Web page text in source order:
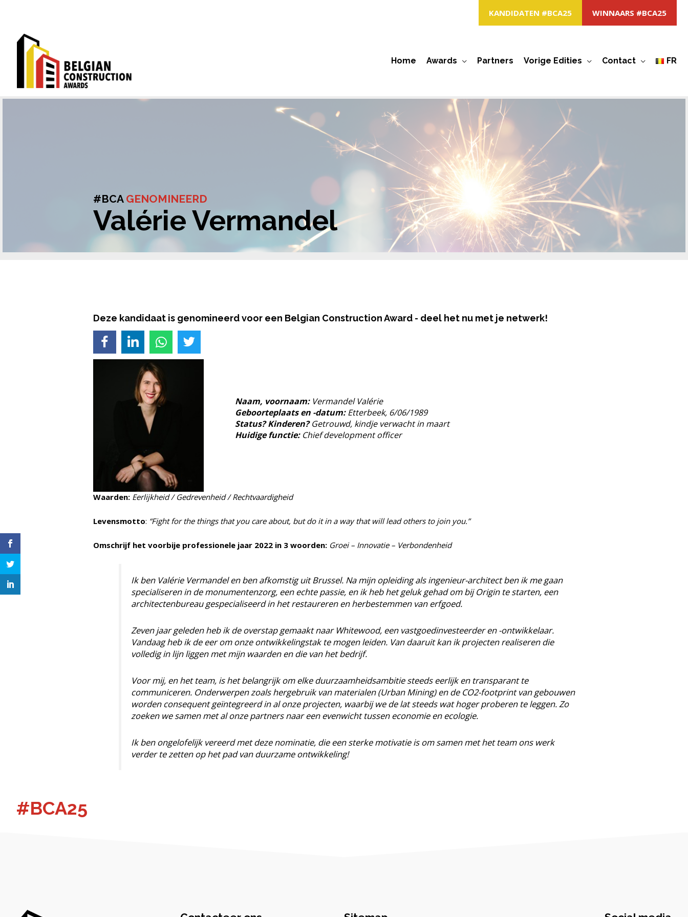
KANDIDATEN #BCA25 WINNAARS #BCA25
Home Awards Partners Vorige Edities Contact FR
#BCA GENOMINEERD
Valérie Vermandel
Deze kandidaat is genomineerd voor een Belgian Construction Award - deel het nu met je netwerk!
Naam, voornaam: Vermandel Valérie
Geboorteplaats en -datum: Etterbeek, 6/06/1989
Status?Kinderen? Getrouwd, kindje verwacht in maart
Huidige functie: Chief development officer
Waarden: Eerlijkheid / Gedrevenheid / Rechtvaardigheid
Levensmotto: “Fight for the things that you care about, but do it in a way that will lead others to join you.”
Omschrijf het voorbije professionele jaar 2022 in 3 woorden: Groei – Innovatie – Verbondenheid
Ik ben Valérie Vermandel en ben afkomstig uit Brussel. Na mijn opleiding als ingenieur-architect ben ik me gaan
specialiseren in de monumentenzorg, een echte passie, en ik heb het geluk gehad om bij Origin te starten, een
architectenbureau gespecialiseerd in het restaureren en herbestemmen van erfgoed.
Zeven jaar geleden heb ik de overstap gemaakt naar Whitewood, een vastgoedinvesteerder en -ontwikkelaar.
Vandaag heb ik de eer om onze ontwikkelingstak te mogen leiden. Van daaruit kan ik projecten realiseren die
volledig in lijn liggen met mijn waarden en die van het bedrijf.
Voor mij, en het team, is het belangrijk om elke duurzaamheidsambitie steeds eerlijk en transparant te
communiceren. Onderwerpen zoals hergebruik van materialen (Urban Mining) en de CO2-footprint van gebouwen
worden consequent geïntegreerd in al onze projecten, waarbij we de lat steeds wat hoger proberen te leggen. Zo
zoeken we samen met al onze partners naar een evenwicht tussen economie en ecologie.
Ik ben ongelofelijk vereerd met deze nominatie, die een sterke motivatie is om samen met het team ons werk
verder te zetten op het pad van duurzame ontwikkeling!
#BCA25